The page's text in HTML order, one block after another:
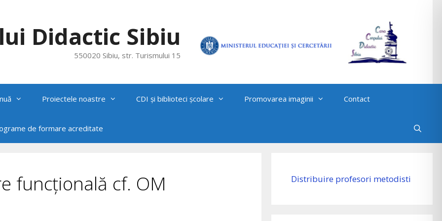
Didactic Sibiu
550020 Sibiu, str. Turismului 15
Proiectele noastre CDI și biblioteci școlare Promovarea imaginii Contact
de formare acreditate
funcțională cf. OM
Distribuire profesori metodisti